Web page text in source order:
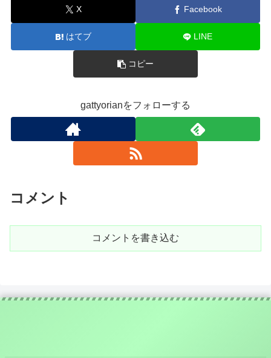
X Facebook
はてブ LINE
コピー
gattyorianをフォローする
コメント
コメントを書き込む